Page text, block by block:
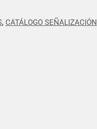
, CATÁLOGO SEÑALIZACIÓN